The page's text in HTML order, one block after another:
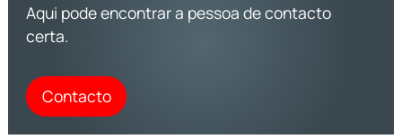
Aqui pode encontrar a pessoa de contacto
certa.
Contacto